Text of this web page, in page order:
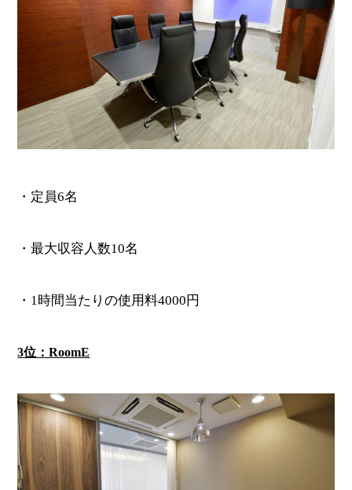
・定員6名
・最大収容人数10名
・1時間当たりの使用料4000円
3位：RoomE